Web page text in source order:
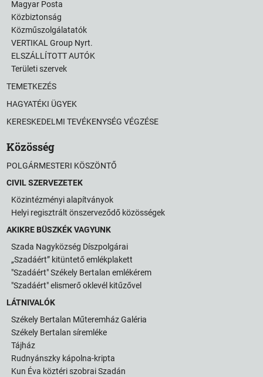
Magyar Posta
Közbiztonság
Közműszolgálatatók
VERTIKAL Group Nyrt.
ELSZÁLLÍTOTT AUTÓK
Területi szervek
TEMETKEZÉS
HAGYATÉKI ÜGYEK
KERESKEDELMI TEVÉKENYSÉG VÉGZÉSE
Közösség
POLGÁRMESTERI KÖSZÖNTŐ
CIVIL SZERVEZETEK
Közintézményi alapítványok
Helyi regisztrált önszerveződő közösségek
AKIKRE BÜSZKÉK VAGYUNK
Szada Nagyközség Díszpolgárai
„Szadáért” kitüntető emlékplakett
"Szadáért" Székely Bertalan emlékérem
"Szadáért" elismerő oklevél kitűzővel
LÁTNIVALÓK
Székely Bertalan Műteremház Galéria
Székely Bertalan síremléke
Tájház
Rudnyánszky kápolna-kripta
Kun Éva köztéri szobrai Szadán